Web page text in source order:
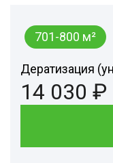
701-800 м²
Дератизация
14 030 ₽